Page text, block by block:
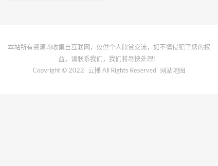
本站所有资源均收集自互联网，仅供个人欣赏交流，如不慎侵犯了您的权
益，请联系我们，我们将尽快处理！
Copyright © 2022
云播 All Rights Reserved 网站地图